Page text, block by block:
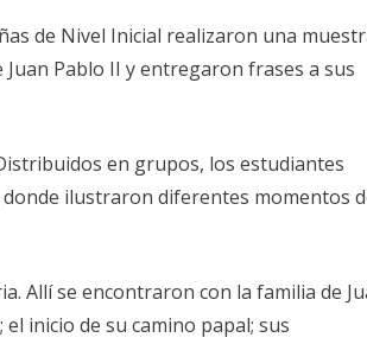
de Nivel Inicial realizaron una
Juan Pablo II y entregaron frases a sus
en grupos, los estudiantes
ilustraron diferentes momentos
Allí se encontraron con la familia de
inicio de su camino papal; sus